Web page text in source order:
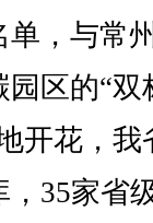
单，与常
区的“双
开花，我
35家省